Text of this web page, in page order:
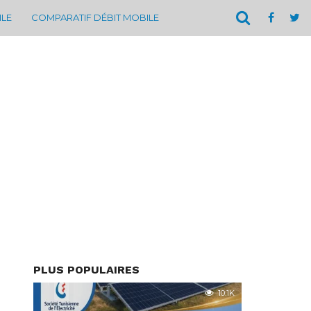
COMPARATIF DÉBIT MOBILE
PLUS POPULAIRES
10.1K